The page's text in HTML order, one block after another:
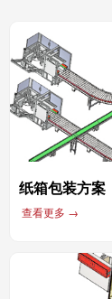
纸箱包装方案
查看更多 →